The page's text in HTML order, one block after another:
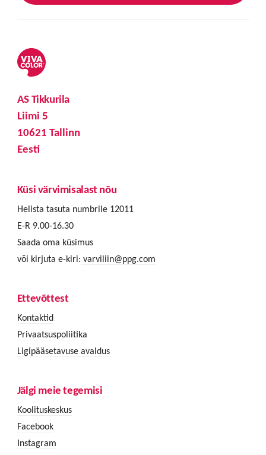
AS Tikkurila
Liimi 5
10621 Tallinn
Eesti
Küsi värvimisalast nõu
Helista tasuta numbrile 12011
E-R 9.00-16.30
Saada oma küsimus
või kirjuta e-kiri: varviliin@ppg.com
Ettevõttest
Kontaktid
Privaatsuspoliitika
Ligipääsetavuse avaldus
Jälgi meie tegemisi
Koolituskeskus
Facebook
Instagram